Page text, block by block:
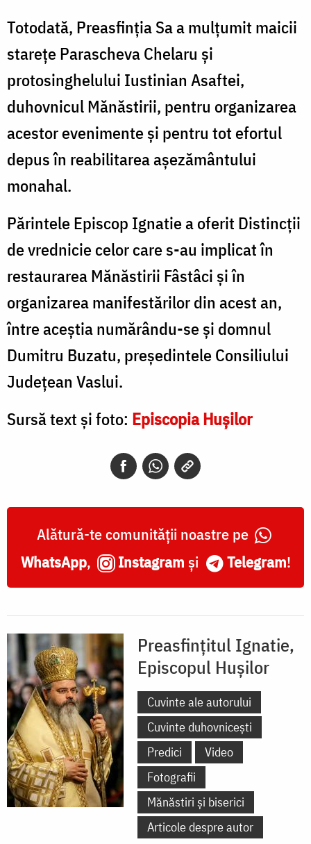
Totodată, Preasfinția Sa a mulțumit maicii
starețe Parascheva Chelaru și
protosinghelului Iustinian Asaftei,
duhovnicul Mănăstirii, pentru organizarea
acestor evenimente și pentru tot efortul
depus în reabilitarea așezământului
monahal.
Părintele Episcop Ignatie a oferit Distincții
de vrednicie celor care s-au implicat în
restaurarea Mănăstirii Fâstâci și în
organizarea manifestărilor din acest an,
între aceștia numărându-se și domnul
Dumitru Buzatu, președintele Consiliului
Județean Vaslui.
Sursă text și foto: Episcopia Hușilor
Alătură-te comunității noastre pe
WhatsApp, Instagram și Telegram!
Preasfințitul Ignatie,
Episcopul Hușilor
Cuvinte ale autorului
Cuvinte duhovnicești
Predici
Video
Fotografii
Mănăstiri și biserici
Articole despre autor